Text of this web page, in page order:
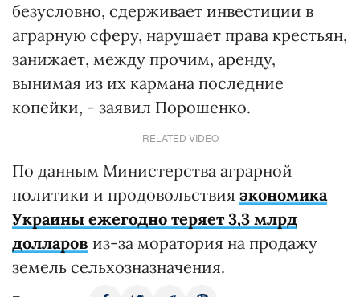
безусловно, сдерживает инвестиции в
аграрную сферу, нарушает права крестьян,
занижает, между прочим, аренду,
вынимая из их кармана последние
копейки, - заявил Порошенко.
RELATED VIDEO
По данным Министерства аграрной
политики и продовольствия экономика
Украины ежегодно теряет 3,3 млрд
долларов из-за моратория на продажу
земель сельхозназначения.